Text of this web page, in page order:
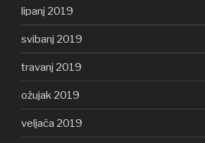
lipanj 2019
svibanj 2019
travanj 2019
ožujak 2019
veljača 2019